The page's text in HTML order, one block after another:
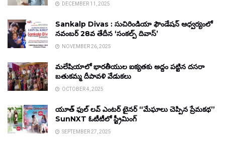
DECEMBER 11, 2025
Sankalp Divas : సుచిరిండియా ఫౌండేషన్ ఆధ్వర్యంలో
నవంబర్ 28వ తేదీన ‘సంకల్ప్ దివాస్’
NOVEMBER 26, 2025
మలేషియాలో భారతీయుల ఐక్యతకు అద్దం పట్టిన దసరా
బతుకమ్మ దీపావళి వేడుకలు
OCTOBER 4, 2025
యూత్ ఫుల్ లవ్ ఎంటర్ టైనర్ “మేఘాలు చెప్పిన ప్రేమకథ”
SunNXT ఓటీటీలో స్ట్రీమింగ్
SEPTEMBER 27, 2025